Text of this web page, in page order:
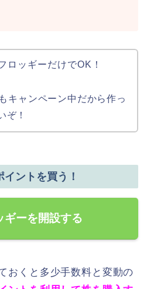
ロッギーだけでOK！
キャンペーン中だから作っ
ぞ！
ントを買う！
ギーを開設する
おくと多少手数料と変動の